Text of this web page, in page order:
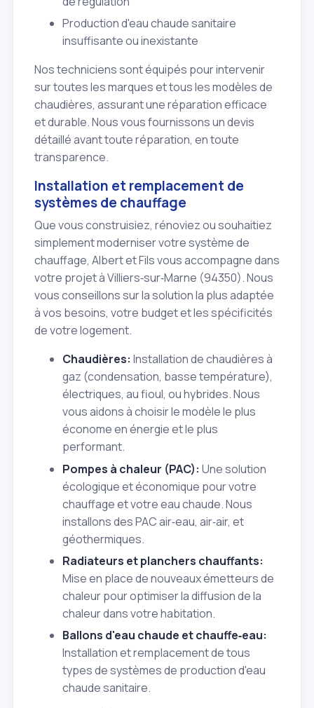
Production d'eau chaude sanitaire
insuffisante ou inexistante
Nos techniciens sont équipés pour intervenir
sur toutes les marques et tous les modèles de
chaudières, assurant une réparation efficace
et durable. Nous vous fournissons un devis
détaillé avant toute réparation, en toute
transparence.
Installation et remplacement de
systèmes de chauffage
Que vous construisiez, rénoviez ou souhaitiez
simplement moderniser votre système de
chauffage, Albert et Fils vous accompagne dans
votre projet à Villiers‑sur‑Marne (94350). Nous
vous conseillons sur la solution la plus adaptée
à vos besoins, votre budget et les spécificités
de votre logement.
Chaudières: Installation de chaudières à
gaz (condensation, basse température),
électriques, au fioul, ou hybrides. Nous
vous aidons à choisir le modèle le plus
économe en énergie et le plus
performant.
Pompes à chaleur (PAC): Une solution
écologique et économique pour votre
chauffage et votre eau chaude. Nous
installons des PAC air‑eau, air‑air, et
géothermiques.
Radiateurs et planchers chauffants:
Mise en place de nouveaux émetteurs de
chaleur pour optimiser la diffusion de la
chaleur dans votre habitation.
Ballons d'eau chaude et chauffe‑eau:
Installation et remplacement de tous
types de systèmes de production d'eau
chaude sanitaire.